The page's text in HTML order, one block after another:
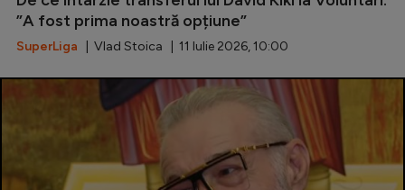
Campionate
Starurile fotbalului
EURO 2024
”A fost prima noastră opțiune”
SuperLiga | Vlad Stoica | 11 Iulie 2026, 10:00